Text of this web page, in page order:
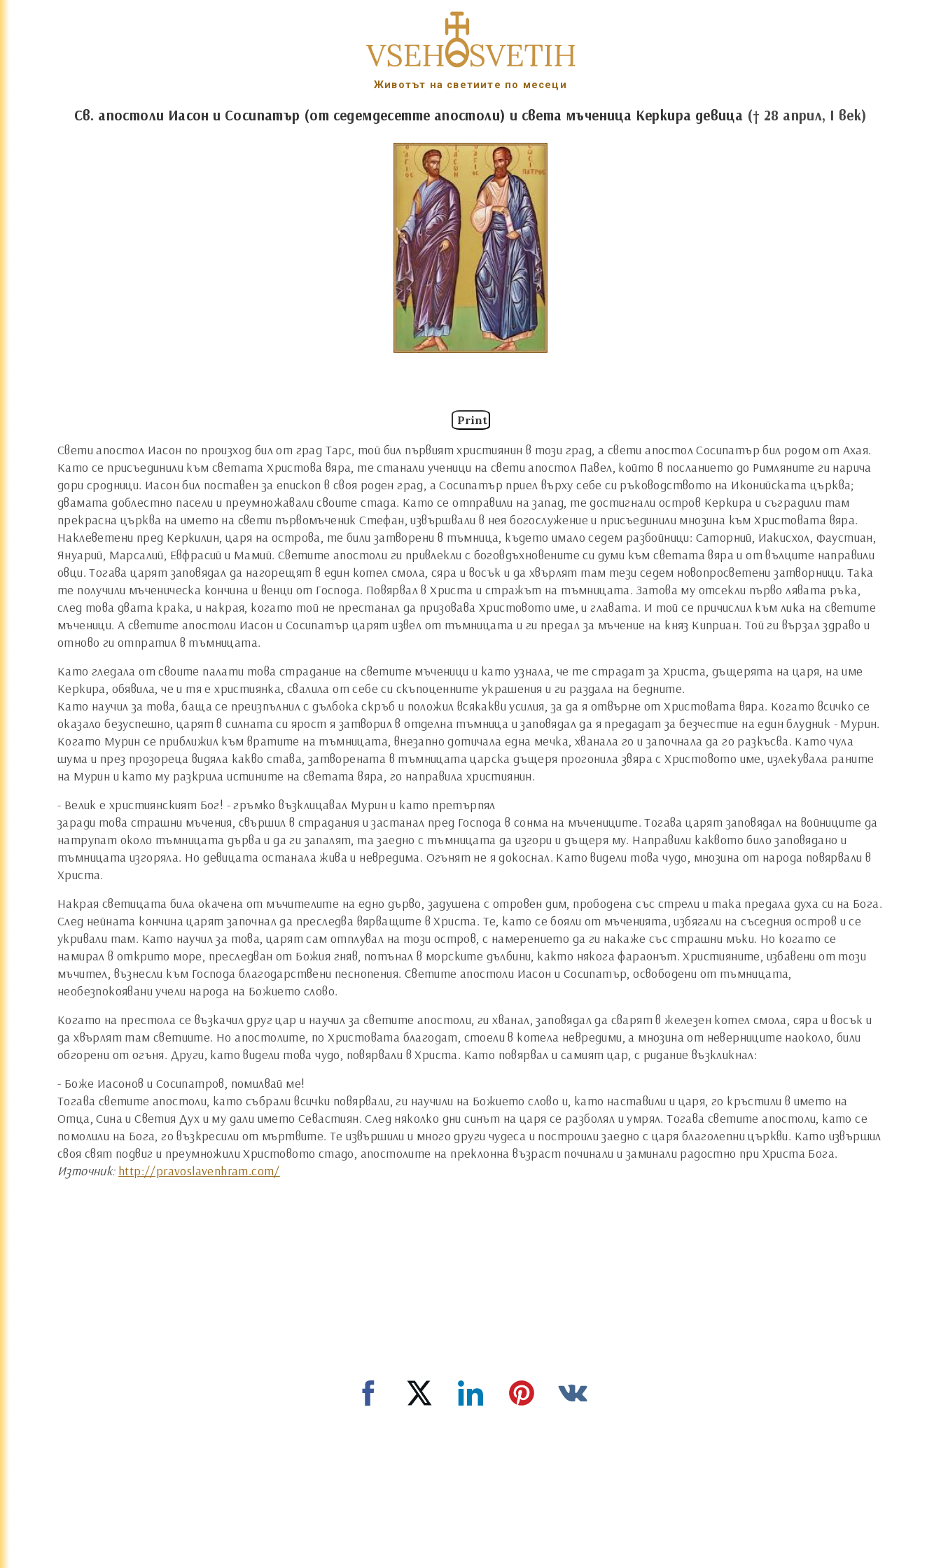
Животът на светиите по месеци
Св. апостоли Иасон и Сосипатър (от седемдесетте апостоли) и света мъченица Керкира девица († 28 април, I век)
Print
Свети апостол Иасон по произход бил от град Тарс, той бил първият християнин в този град, а свети апостол Сосипатър бил родом от Ахая.
Като се присъединили към светата Христова вяра, те станали ученици на свети апостол Павел, който в посланието до Римляните ги нарича
дори сродници. Иасон бил поставен за епископ в своя роден град, а Сосипатър приел върху себе си ръководството на Иконийската църква;
двамата доблестно пасели и преумножавали своите стада. Като се отправили на запад, те достигнали остров Керкира и съградили там
прекрасна църква на името на свети първомъченик Стефан, извършвали в нея богослужение и присъединили мнозина към Христовата вяра.
Наклеветени пред Керкилин, царя на острова, те били затворени в тъмница, където имало седем разбойници: Саторний, Иакисхол, Фаустиан,
Януарий, Марсалий, Евфрасий и Мамий. Светите апостоли ги привлекли с боговдъхновените си думи към светата вяра и от вълците направили
овци. Тогава царят заповядал да нагорещят в един котел смола, сяра и восък и да хвърлят там тези седем новопросветени затворници. Така
те получили мъченическа кончина и венци от Господа. Повярвал в Христа и стражът на тъмницата. Затова му отсекли първо лявата ръка,
след това двата крака, и накрая, когато той не престанал да призовава Христовото име, и главата. И той се причислил към лика на светите
мъченици. А светите апостоли Иасон и Сосипатър царят извел от тъмницата и ги предал за мъчение на княз Киприан. Той ги вързал здраво и
отново ги отпратил в тъмницата.
Като гледала от своите палати това страдание на светите мъченици и като узнала, че те страдат за Христа, дъщерята на царя, на име
Керкира, обявила, че и тя е християнка, свалила от себе си скъпоценните украшения и ги раздала на бедните.
Като научил за това, баща се преизпълнил с дълбока скръб и положил всякакви усилия, за да я отвърне от Христовата вяра. Когато всичко се
оказало безуспешно, царят в силната си ярост я затворил в отделна тъмница и заповядал да я предадат за безчестие на един блудник - Мурин.
Когато Мурин се приближил към вратите на тъмницата, внезапно дотичала една мечка, хванала го и започнала да го разкъсва. Като чула
шума и през прозореца видяла какво става, затворената в тъмницата царска дъщеря прогонила звяра с Христовото име, излекувала раните
на Мурин и като му разкрила истините на светата вяра, го направила християнин.
- Велик е християнският Бог! - гръмко възклицавал Мурин и като претърпял
заради това страшни мъчения, свършил в страдания и застанал пред Господа в сонма на мъчениците. Тогава царят заповядал на войниците да
натрупат около тъмницата дърва и да ги запалят, та заедно с тъмницата да изгори и дъщеря му. Направили каквото било заповядано и
тъмницата изгоряла. Но девицата останала жива и невредима. Огънят не я докоснал. Като видели това чудо, мнозина от народа повярвали в
Христа.
Накрая светицата била окачена от мъчителите на едно дърво, задушена с отровен дим, прободена със стрели и така предала духа си на Бога.
След нейната кончина царят започнал да преследва вярващите в Христа. Те, като се бояли от мъченията, избягали на съседния остров и се
укривали там. Като научил за това, царят сам отплувал на този остров, с намерението да ги накаже със страшни мъки. Но когато се
намирал в открито море, преследван от Божия гняв, потънал в морските дълбини, както някога фараонът. Християните, избавени от този
мъчител, възнесли към Господа благодарствени песнопения. Светите апостоли Иасон и Сосипатър, освободени от тъмницата,
необезпокоявани учели народа на Божието слово.
Когато на престола се възкачил друг цар и научил за светите апостоли, ги хванал, заповядал да сварят в железен котел смола, сяра и восък и
да хвърлят там светиите. Но апостолите, по Христовата благодат, стоели в котела невредими, а мнозина от неверниците наоколо, били
обгорени от огъня. Други, като видели това чудо, повярвали в Христа. Като повярвал и самият цар, с ридание възкликнал:
- Боже Иасонов и Сосипатров, помилвай ме!
Тогава светите апостоли, като събрали всички повярвали, ги научили на Божието слово и, като наставили и царя, го кръстили в името на
Отца, Сина и Светия Дух и му дали името Севастиян. След няколко дни синът на царя се разболял и умрял. Тогава светите апостоли, като се
помолили на Бога, го възкресили от мъртвите. Те извършили и много други чудеса и построили заедно с царя благолепни църкви. Като извършил
своя свят подвиг и преумножили Христовото стадо, апостолите на преклонна възраст починали и заминали радостно при Христа Бога.
Източник: http://pravoslavenhram.com/